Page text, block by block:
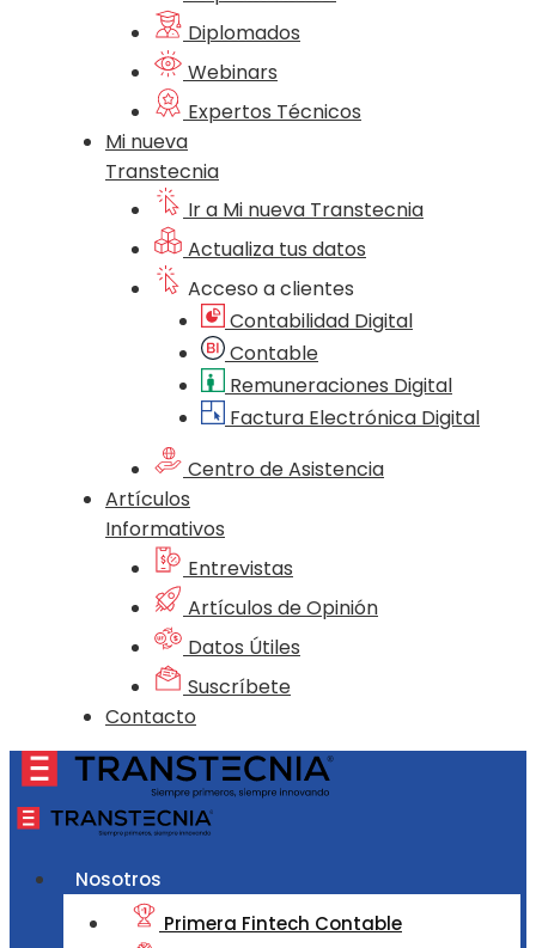
Diplomados
Webinars
Expertos Técnicos
Mi nueva
Transtecnia
Ir a Mi nueva Transtecnia
Actualiza tus datos
Acceso a clientes
Contabilidad Digital
Contable
Remuneraciones Digital
Factura Electrónica Digital
Centro de Asistencia
Artículos
Informativos
Entrevistas
Artículos de Opinión
Datos Útiles
Suscríbete
Contacto
Nosotros
Primera Fintech Contable